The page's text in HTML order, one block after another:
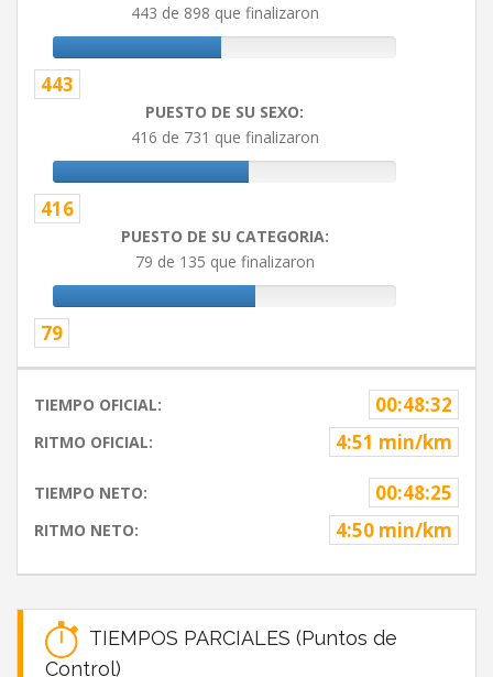
443 de 898 que finalizaron
443
PUESTO DE SU SEXO:
416 de 731 que finalizaron
416
PUESTO DE SU CATEGORIA:
79 de 135 que finalizaron
79
TIEMPO OFICIAL: 00:48:32
RITMO OFICIAL: 4:51 min/km
TIEMPO NETO: 00:48:25
RITMO NETO: 4:50 min/km
TIEMPOS PARCIALES (Puntos de
Control)